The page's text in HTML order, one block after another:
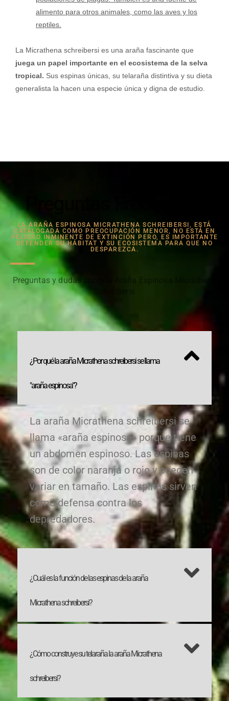
alimento para otros animales, como las aves y los
reptiles.
La Micrathena schreibersi es una araña fascinante que
juega un papel importante en el ecosistema de la selva
tropical. Sus espinas únicas, su telaraña distintiva y su dieta
generalista la hacen una especie única y digna de estudio.
Preguntas Frecuentes
LA ARAÑA ESPINOSA MICRATHENA SCHREIBERSI, ESTÁ
CATALOGADA COMO PREOCUPACIÓN MENOR, NO ESTÁ EN
PELIGRO INMINENTE DE EXTINCIÓN PERO, ES IMPORTANTE
DEFENDER SU HÁBITAT Y SU ECOSISTEMA PARA QUE NO
DESPAREZCA.
Preguntas y dudas sobre la Araña Espinosa Micrathena
Schreibersi
¿Por qué la araña Micrathena schreibersi se llama
"araña espinosa"?
La araña Micrathena schreibersi se
llama «araña espinosa» porque tiene
un abdomen espinoso. Las espinas
son de color naranja o rojo y pueden
variar en tamaño. Las espinas sirven
como defensa contra los
depredadores.
¿Cuál es la función de las espinas de la araña
Micrathena schreibersi?
¿Cómo construye su telaraña la araña Micrathena
schreibersi?